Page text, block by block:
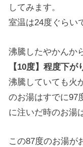
してみます。
室温は24度ぐらい
沸騰したやかんか
【10度】程度下が
沸騰していても火
のお湯はすでに97
に注いだ時のお湯
この87度のお湯が